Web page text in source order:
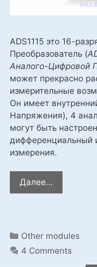
ADS1115 это 16-
Преобразователь (
Аналого-Цифровой
может прекрасно
измерительные
Он имеет
Напряжения), 4
могут быть
дифференциальный
измерения.
Далее…
(ADS1015)
ADC
Categories
Other modules
4 Comments